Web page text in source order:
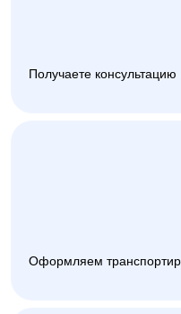
Получаете консультацию
Оформляем